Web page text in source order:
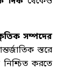
সম্পদের
স্তরে
নিশ্চিত করতে